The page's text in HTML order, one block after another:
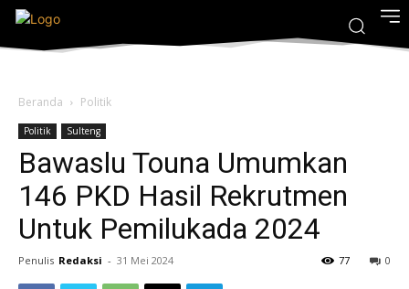
Beranda Politik
Politik Sulteng
Bawaslu Touna Umumkan
146 PKD Hasil Rekrutmen
Untuk Pemilukada 2024
Penulis Redaksi - 31 Mei 2024 0
77